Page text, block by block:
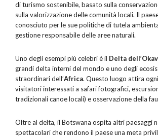
di turismo sostenibile, basato sulla
sulla valorizzazione delle comunità locali. Il
conosciuto per le sue politiche di tutela
gestione responsabile delle aree naturali.
Uno degli esempi più celebri è il Delta
grandi delta interni del mondo e uno degli
straordinari dell’Africa. Questo luogo attira
visitatori interessati a safari fotografici,
tradizionali canoe locali) e osservazione della
Oltre al delta, il Botswana ospita altri paesaggi
spettacolari che rendono il paese una meta